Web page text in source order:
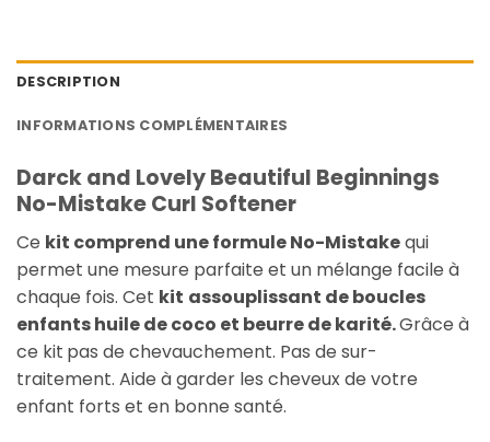
DESCRIPTION
INFORMATIONS COMPLÉMENTAIRES
Darck and Lovely Beautiful Beginnings
No-Mistake Curl Softener
Ce kit comprend une formule No-Mistakequi
permet une mesure parfaite et un mélange facile à
chaque fois. Cet kit assouplissant de boucles
enfants huile de coco et beurre de karité.Grâce à
ce kit pas de chevauchement. Pas de sur-
traitement. Aide à garder les cheveux de votre
enfant forts et en bonne santé.